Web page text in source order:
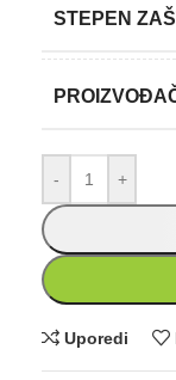
STEPEN
- +
Uporedi